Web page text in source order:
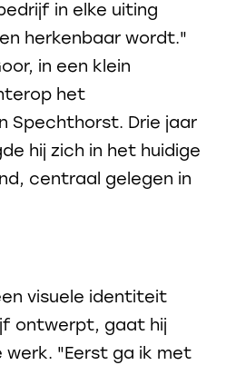
in elke uiting
herkenbaar wordt."
in een klein
het
Spechthorst. Drie jaar
hij zich in het huidige
centraal gelegen in
visuele identiteit
ontwerpt, gaat hij
"Eerst ga ik met